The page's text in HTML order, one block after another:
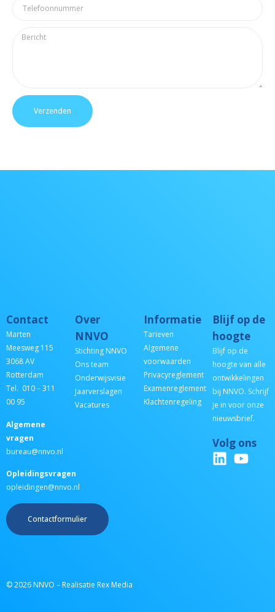
Verzenden
Contact
Marten
Meesweg 115
3068 AV
Rotterdam
Tel. 010 – 311
00 95
Algemene
vragen
bureau@nnvo.nl
Opleidingsvragen
opleidingen@nnvo.nl
Contactformulier
Over
NNVO
Stichting NNVO
Ons team
Onderwijsvisie
Jaarverslagen
Vacatures
Informatie
Tarieven
Algemene
voorwaarden
Privacyreglement
Examenreglement
Klachtenregeling
Blijf op de
hoogte
Blijf op de
hoogte van alle
ontwikkelingen
bij NNVO. Schrijf
je in voor onze
nieuwsbrief.
Volg ons
© 2026 NNVO – Realisatie Rex Media